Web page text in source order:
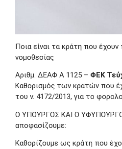
Ποια είναι τα κράτη που
νομοθεσίας
Αριθμ. ΔΕΑΦ Α 1125 – ΦΕΚ
Καθορισμός των κρατών που
του ν. 4172/2013, για το
Ο ΥΠΟΥΡΓΟΣ ΚΑΙ Ο
αποφασίζουμε:
Καθορίζουμε ως κράτη που